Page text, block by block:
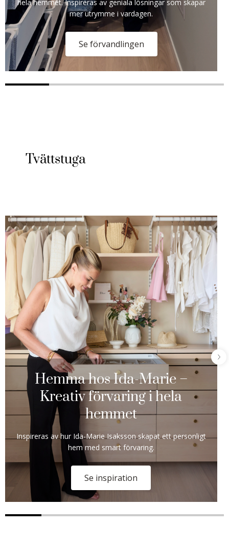
hela hemmet. Inspireras av geniala lösningar som skapar
mer utrymme i vardagen.
Se förvandlingen
Tvättstuga
Hemma hos Ida-Marie –
Kreativ förvaring i hela
hemmet
Inspireras av hur Ida-Marie Isaksson skapat ett personligt
hem med smart förvaring.
Se inspiration